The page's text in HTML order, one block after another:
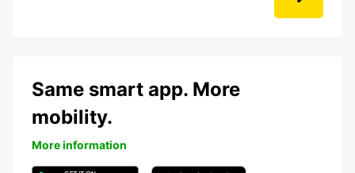
Same smart app. More
mobility.
More information